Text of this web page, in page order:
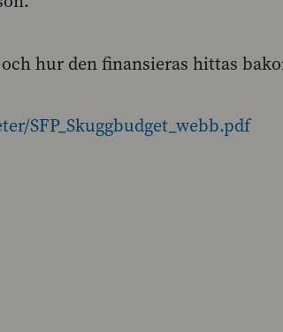
hur den finansieras hittas
SFP_Skuggbudget_webb.pdf